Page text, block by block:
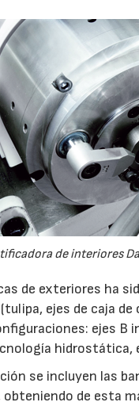
de interiores
de exteriores ha
ejes de caja
ejes
hidrostática,
se incluyen las
de esta